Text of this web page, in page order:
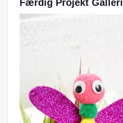
Færdig Projekt Galleri